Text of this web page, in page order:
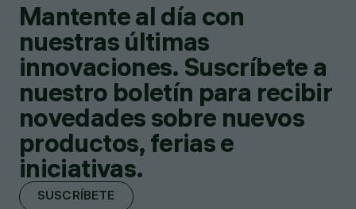
Mantente al día con
nuestras últimas
innovaciones. Suscríbete a
nuestro boletín para recibir
novedades sobre nuevos
productos, ferias e
iniciativas.
SUSCRÍBETE